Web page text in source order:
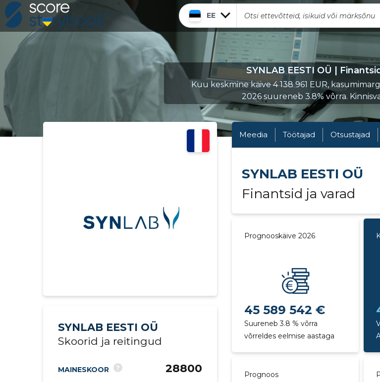
EE
SYNLAB EESTI OÜ |
Kuu keskmine käive 4 138 961 EUR,
2026 suureneb 3.8% võrra.
SYNLAB EESTI OÜ
Skoorid ja reitingud
MAINESKOOR ? 28800
Meedia Töötajad Otsustajad
SYNLAB EESTI OÜ
Finantsid ja varad
Prognooskäive 2026
45 589 542 €
Suureneb 3.8 % võrra
võrreldes eelmise aastaga
Prognoos